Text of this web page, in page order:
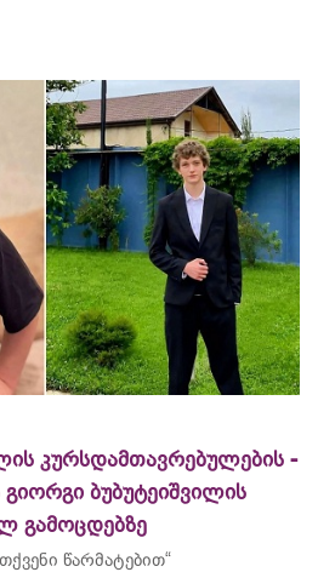
კურსდამთავრებულების -
ბუბუტეიშვილის
გამოცდებზე
წარმატებით“